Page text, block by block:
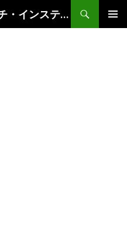
グローバルマクロ・リサーチ・インスティテュート